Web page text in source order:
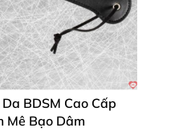
BDSM Cao Cấp
Mê Bạo Dâm